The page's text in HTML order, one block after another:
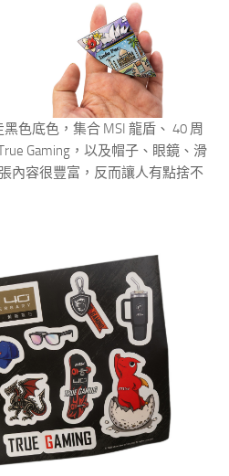
色底色，集合 MSI 龍盾、 40 周
Gaming，以及帽子、眼鏡、滑
內容很豐富，反而讓人有點捨不